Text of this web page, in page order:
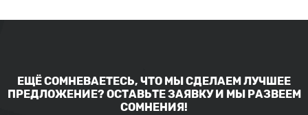
ЕЩЁ СОМНЕВАЕТЕСЬ, ЧТО МЫ СДЕЛАЕМ ЛУЧШЕЕ
ПРЕДЛОЖЕНИЕ? ОСТАВЬТЕ ЗАЯВКУ И МЫ РАЗВЕЕМ
СОМНЕНИЯ!